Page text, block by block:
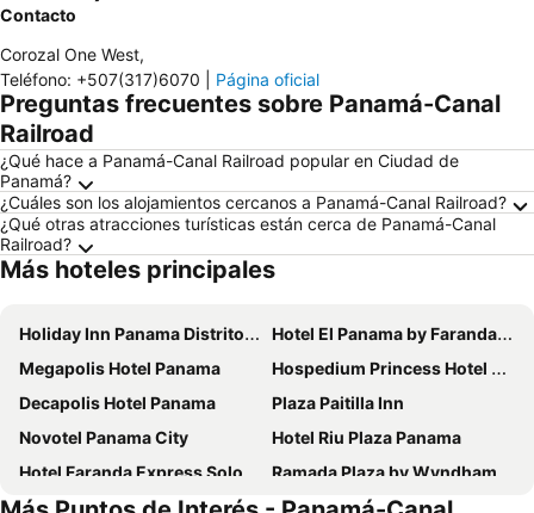
Contacto
Corozal One West,
Teléfono: +507(317)6070 Página oficial
Preguntas frecuentes sobre Panamá-Canal
Railroad
¿Qué hace a Panamá-Canal Railroad popular en Ciudad de
Panamá?
¿Cuáles son los alojamientos cercanos a Panamá-Canal Railroad?
¿Qué otras atracciones turísticas están cerca de Panamá-Canal
Railroad?
Más hoteles principales
Holiday Inn Panama Distrito Financiero by IHG
Hotel El Panama by Faranda Grand, a member of Radisson Individuals
Megapolis Hotel Panama
Hospedium Princess Hotel Panamá
Decapolis Hotel Panama
Plaza Paitilla Inn
Novotel Panama City
Hotel Riu Plaza Panama
Hotel Faranda Express Soloy and Casino, a member of Radisson Individuals
Ramada Plaza by Wyndham Panama Punta Pacifica
Sheraton Grand Panama
Hotel Grand International